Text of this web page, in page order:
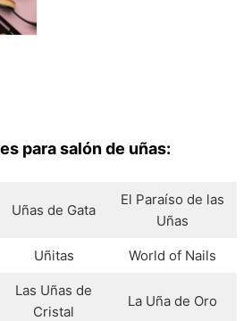
para salón de uñas:
Uñas de Gata
El Paraíso de las
Uñas
Uñitas World of Nails
Las Uñas de
Cristal
La Uña de Oro